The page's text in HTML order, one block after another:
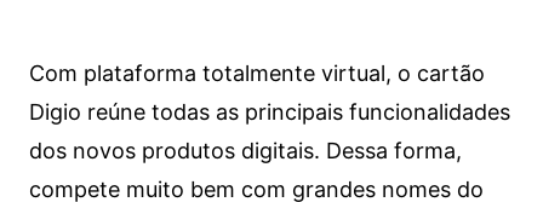
Com plataforma totalmente virtual, o cartão
Digio reúne todas as principais funcionalidades
dos novos produtos digitais. Dessa forma,
compete muito bem com grandes nomes do